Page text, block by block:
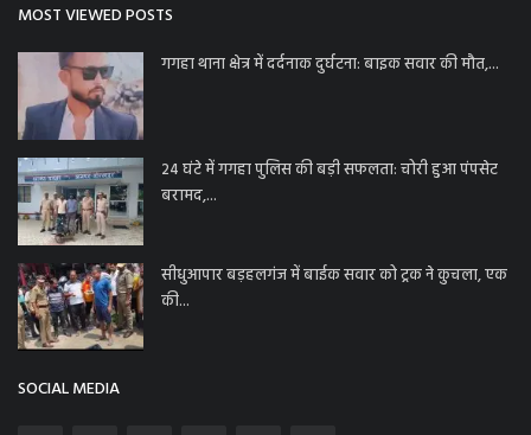
MOST VIEWED POSTS
गगहा थाना क्षेत्र में दर्दनाक दुर्घटना: बाइक सवार की मौत,...
24 घंटे में गगहा पुलिस की बड़ी सफलता: चोरी हुआ पंपसेट
बरामद,...
सीधुआपार बड़हलगंज में बाईक सवार को ट्रक ने कुचला, एक
की...
SOCIAL MEDIA